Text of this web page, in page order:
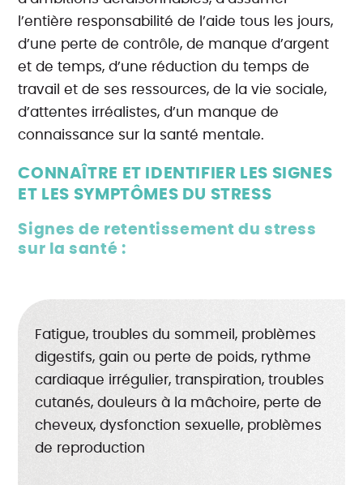
l’entière responsabilité de l’aide tous les jours,
d’une perte de contrôle, de manque d’argent
et de temps, d’une réduction du temps de
travail et de ses ressources, de la vie sociale,
d’attentes irréalistes, d’un manque de
connaissance sur la santé mentale.
CONNAÎTRE ET IDENTIFIER LES SIGNES
ET LES SYMPTÔMES DU STRESS
Signes de retentissement du stress
sur la santé :
Fatigue, troubles du sommeil, problèmes
digestifs, gain ou perte de poids, rythme
cardiaque irrégulier, transpiration, troubles
cutanés, douleurs à la mâchoire, perte de
cheveux, dysfonction sexuelle, problèmes
de reproduction